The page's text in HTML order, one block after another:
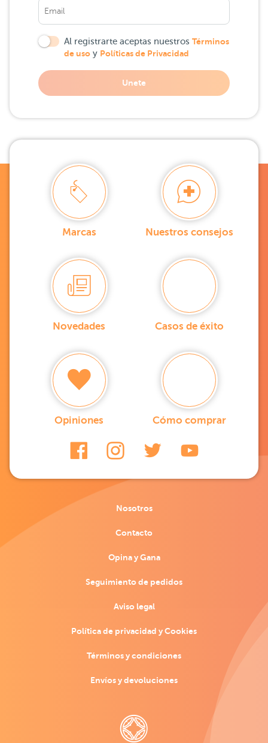
Al registrarte aceptas nuestros Términos
de uso y Políticas de Privacidad
Unete
Marcas Nuestros consejos
Novedades Casos de éxito
Opiniones Cómo comprar
Nosotros
Contacto
Opina y Gana
Seguimiento de pedidos
Aviso legal
Política de privacidad y Cookies
Términos y condiciones
Envíos y devoluciones